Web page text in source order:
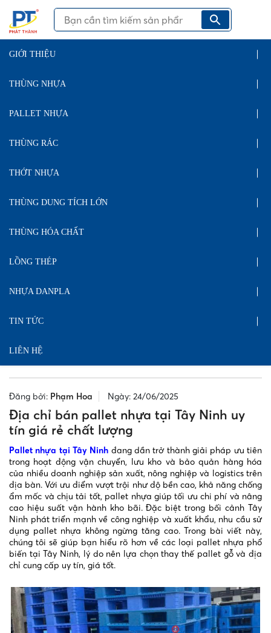
GIỚI THIỆU
THÙNG NHỰA
PALLET NHỰA
THÙNG RÁC
THỚT NHỰA
THÙNG DUNG TÍCH LỚN
THÙNG HÓA CHẤT
LỒNG THÉP
NHỰA DANPLA
TIN TỨC
LIÊN HỆ
Đăng bởi: Phạm Hoa Ngày: 24/06/2025
Địa chỉ bán pallet nhựa tại Tây Ninh uy
tín giá rẻ chất lượng
Pallet nhựa tại Tây Ninh đang dần trở thành giải pháp ưu tiên
trong hoạt động vận chuyển, lưu kho và bảo quản hàng hóa
của nhiều doanh nghiệp sản xuất, nông nghiệp và logistics trên
địa bàn. Với ưu điểm vượt trội như độ bền cao, khả năng chống
ẩm mốc và chịu tải tốt, pallet nhựa giúp tối ưu chi phí và nâng
cao hiệu suất vận hành kho bãi. Đặc biệt trong bối cảnh Tây
Ninh phát triển mạnh về công nghiệp và xuất khẩu, nhu cầu sử
dụng pallet nhựa không ngừng tăng cao. Trong bài viết này,
chúng tôi sẽ giúp bạn hiểu rõ hơn về các loại pallet nhựa phổ
biến tại Tây Ninh, lý do nên lựa chọn thay thế pallet gỗ và địa
chỉ cung cấp uy tín, giá tốt.